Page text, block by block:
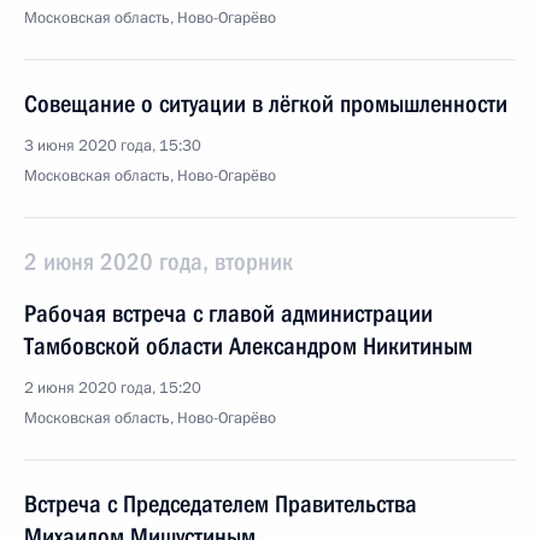
Московская область, Ново-Огарёво
Совещание о ситуации в лёгкой промышленности
3 июня 2020 года, 15:30
Московская область, Ново-Огарёво
2 июня 2020 года, вторник
Рабочая встреча с главой администрации
Тамбовской области Александром Никитиным
2 июня 2020 года, 15:20
Московская область, Ново-Огарёво
Встреча с Председателем Правительства